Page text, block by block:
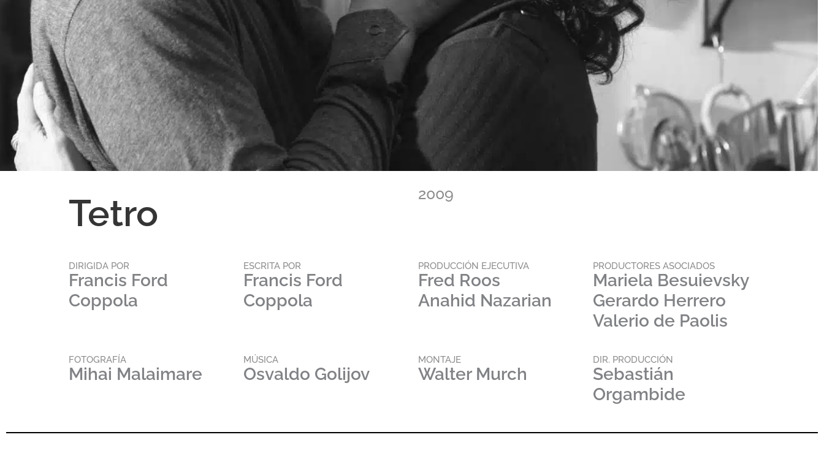
Tetro 2009
DIRIGIDA POR
Francis Ford
Coppola
ESCRITA POR
Francis Ford
Coppola
PRODUCCIÓN EJECUTIVA
Fred Roos
Anahid Nazarian
PRODUCTORES ASOCIADOS
Mariela Besuievsky
Gerardo Herrero
Valerio de Paolis
FOTOGRAFÍA
Mihai Malaimare
MÚSICA
Osvaldo Golijov
MONTAJE
Walter Murch
DIR. PRODUCCIÓN
Sebastián
Orgambide